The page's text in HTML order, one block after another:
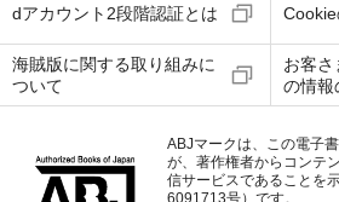
dアカウント2段階認証とは
海賊版に関する取り組みに
ついて
お客さ
の情報
ABJマークは、この電子
が、著作権者からコンテ
信サービスであることを
6091713号）です。